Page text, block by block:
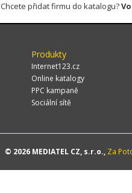
Chcete přidat firmu do katalogu?
Produkty
Internet123.cz
Online katalogy
PPC kampaně
Sociální sítě
© 2026 MEDIATEL CZ, s.r.o.,Za